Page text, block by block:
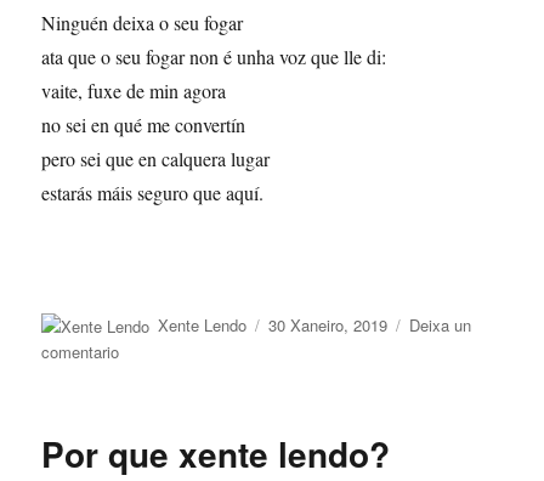
Ninguén deixa o seu fogar
ata que o seu fogar non é unha voz que lle di:
vaite, fuxe de min agora
no sei en qué me convertín
pero sei que en calquera lugar
estarás máis seguro que aquí.
Autor
Xente Lendo
Publicado
30 Xaneiro, 2019
Deixa un
comentarioen
Por que xente lendo?